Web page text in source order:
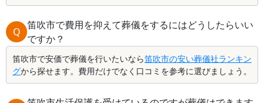
Q
笛吹市で費用を抑えて葬儀をするにはどうしたらいい
ですか？
笛吹市で安価で葬儀を行いたいなら笛吹市の安い葬儀社ランキン
グから探せます。費用だけでなく口コミを参考に選びましょう。